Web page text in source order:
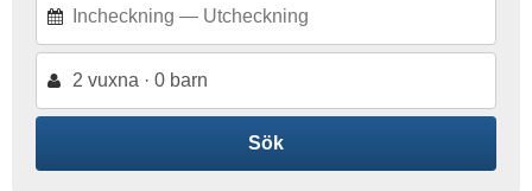
2 vuxna · 0 barn
Sök